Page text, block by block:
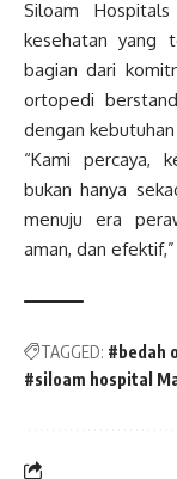
Siloam
kesehatan yang
bagian dari
ortopedi
dengan
“Kami percaya,
bukan hanya
menuju era
aman, dan
TAGGED: #bedah
#siloam hospital